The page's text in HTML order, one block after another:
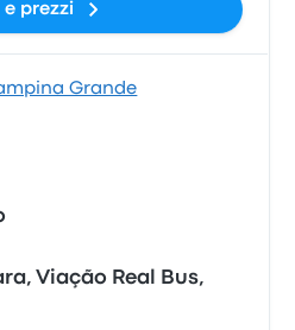
e prezzi
Grande
Viação Real Bus,